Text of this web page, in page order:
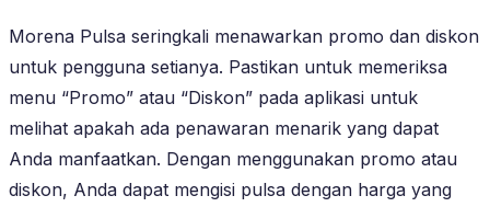
Morena Pulsa seringkali menawarkan promo dan diskon
untuk pengguna setianya. Pastikan untuk memeriksa
menu “Promo” atau “Diskon” pada aplikasi untuk
melihat apakah ada penawaran menarik yang dapat
Anda manfaatkan. Dengan menggunakan promo atau
diskon, Anda dapat mengisi pulsa dengan harga yang